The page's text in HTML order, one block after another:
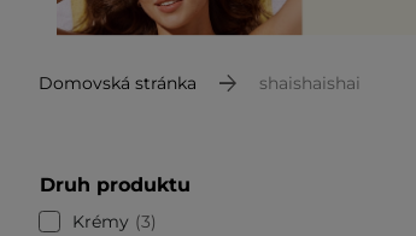
Domovská stránka shaishaishai
Druh produktu
Krémy
3